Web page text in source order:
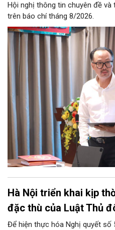
Hội nghị thông tin chuyên đề và
trên báo chí tháng 8/2026.
Hà Nội triển khai kịp
đặc thù của Luật Thủ
Để hiện thực hóa Nghị quyết số